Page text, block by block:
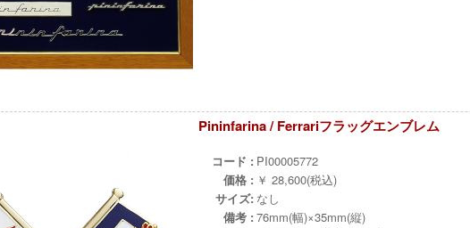
Pininfarina / Ferrariフラッグエンブレム
コード : PI00005772
価格 : ￥ 28,600(税込)
サイズ: なし
備考 : 76mm(幅)×35mm(縦)